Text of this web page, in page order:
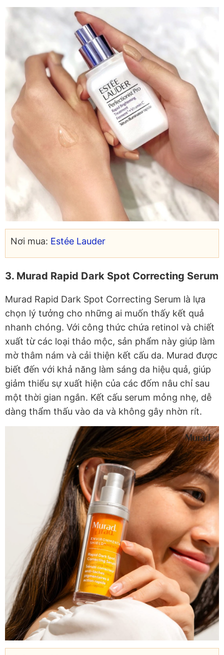
Nơi mua: Estée Lauder
3. Murad Rapid Dark Spot Correcting Serum
Murad Rapid Dark Spot Correcting Serum là lựa
chọn lý tưởng cho những ai muốn thấy kết quả
nhanh chóng. Với công thức chứa retinol và chiết
xuất từ các loại thảo mộc, sản phẩm này giúp làm
mờ thâm nám và cải thiện kết cấu da. Murad được
biết đến với khả năng làm sáng da hiệu quả, giúp
giảm thiểu sự xuất hiện của các đốm nâu chỉ sau
một thời gian ngắn. Kết cấu serum mỏng nhẹ, dễ
dàng thẩm thấu vào da và không gây nhờn rít.